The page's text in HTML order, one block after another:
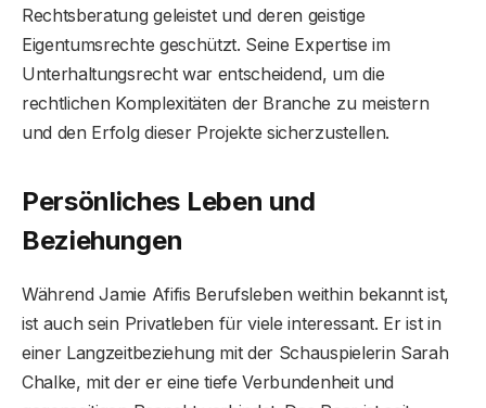
Rechtsberatung geleistet und deren geistige
Eigentumsrechte geschützt. Seine Expertise im
Unterhaltungsrecht war entscheidend, um die
rechtlichen Komplexitäten der Branche zu meistern
und den Erfolg dieser Projekte sicherzustellen.
Persönliches Leben und
Beziehungen
Während Jamie Afifis Berufsleben weithin bekannt ist,
ist auch sein Privatleben für viele interessant. Er ist in
einer Langzeitbeziehung mit der Schauspielerin Sarah
Chalke, mit der er eine tiefe Verbundenheit und